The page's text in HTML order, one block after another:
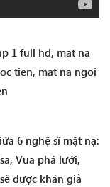
1 full hd, mat na
tien, mat na ngoi
6 nghệ sĩ mặt nạ:
Vua phá lưới,
được khán giả